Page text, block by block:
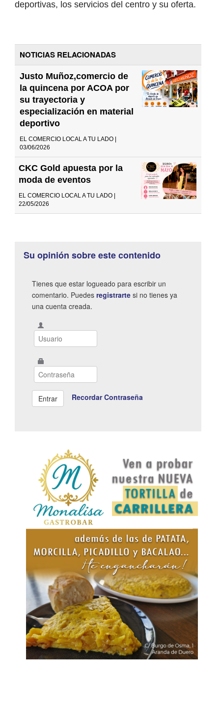
deportivas, los servicios del centro y su oferta.
NOTICIAS RELACIONADAS
Justo Muñoz,comercio de
la quincena por ACOA por
su trayectoria y
especialización en material
deportivo
EL COMERCIO LOCAL A TU LADO |
03/06/2026
CKC Gold apuesta por la
moda de eventos
EL COMERCIO LOCAL A TU LADO |
22/05/2026
Su opinión sobre este contenido
Tienes que estar logueado para escribir un
comentario. Puedes registrarte si no tienes ya
una cuenta creada.
Recordar Contraseña